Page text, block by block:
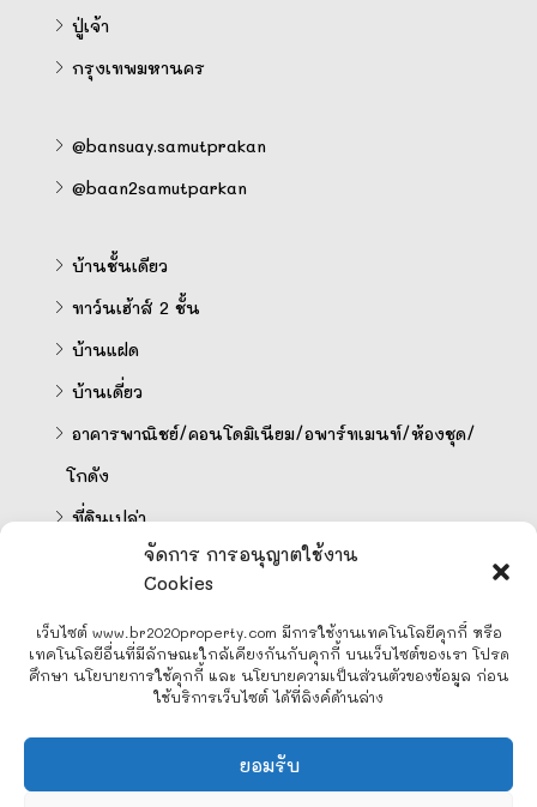
จัดการ การอนุญาตใช้งาน
Cookies
เว็บไซต์ www.br2020property.com มีการใช้งานเทคโนโลยีคุกกี้ หรือ
เทคโนโลยีอื่นที่มีลักษณะใกล้เคียงกันกับคุกกี้ บนเว็บไซต์ของเรา โปรด
ศึกษา นโยบายการใช้คุกกี้ และ นโยบายความเป็นส่วนตัวของข้อมูล ก่อน
ใช้บริการเว็บไซต์ ได้ที่ลิงค์ด้านล่าง
ยอมรับ
ปู่เจ้า
กรุงเทพมหานคร
@bansuay.samutprakan
@baan2samutparkan
บ้านชั้นเดียว
ทาว์นเฮ้าส์ 2 ชั้น
บ้านแฝด
บ้านเดี่ยว
อาคารพาณิชย์/คอนโดมิเนียม/อพาร์ทเมนท์/ห้องชุด/
โกดัง
ที่ดินเปล่า
คำนวนสินเชื่อออนไลน์